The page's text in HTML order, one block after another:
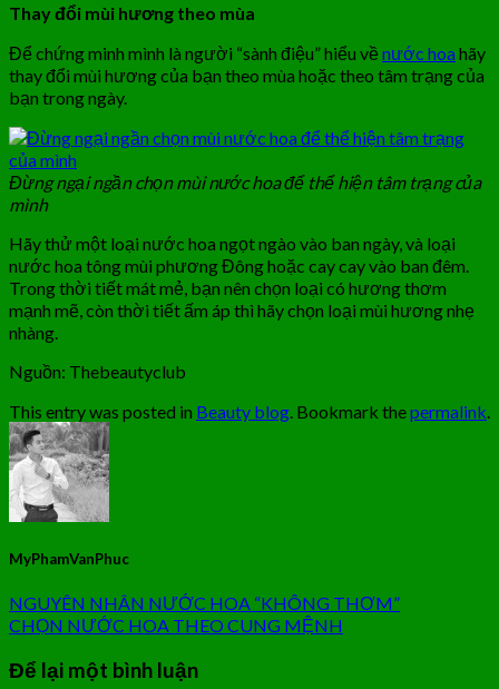
Thay đổi mùi hương theo mùa
Để chứng minh mình là người “sành điệu” hiểu về nước hoahãy
thay đổi mùi hương của bạn theo mùa hoặc theo tâm trạng của
bạn trong ngày.
Đừng ngại ngần chọn mùi nước hoa để thể hiện tâm trạng của
mình
Hãy thử một loại nước hoa ngọt ngào vào ban ngày, và loại
nước hoa tông mùi phương Đông hoặc cay cay vào ban đêm.
Trong thời tiết mát mẻ, bạn nên chọn loại có hương thơm
mạnh mẽ, còn thời tiết ấm áp thì hãy chọn loại mùi hương nhẹ
nhàng.
Nguồn: Thebeautyclub
This entry was posted in Beauty blog . Bookmark thepermalink
MyPhamVanPhuc
NGUYÊN NHÂN NƯỚC HOA “KHÔNG THƠM”
CHỌN NƯỚC HOA THEO CUNG MỆNH
Để lại một bình luận